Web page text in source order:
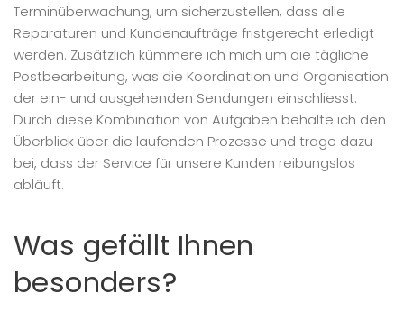
Terminüberwachung, um sicherzustellen, dass alle
Reparaturen und Kundenaufträge fristgerecht erledigt
werden. Zusätzlich kümmere ich mich um die tägliche
Postbearbeitung, was die Koordination und Organisation
der ein- und ausgehenden Sendungen einschliesst.
Durch diese Kombination von Aufgaben behalte ich den
Überblick über die laufenden Prozesse und trage dazu
bei, dass der Service für unsere Kunden reibungslos
abläuft.
Was gefällt Ihnen
besonders?